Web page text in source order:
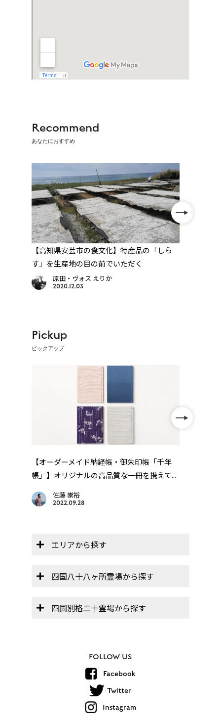
Recommend
あなたにおすすめ
【高知県安芸市の食文化】特産品の「しら
す」を生産地の目の前でいただく
原田・ヴォス えりか
2020.12.03
Pickup
ピックアップ
【オーダーメイド納経帳・御朱印帳「千年
帳」】オリジナルの高品質な一冊を携えて...
佐藤 崇裕
2022.09.28
エリアから探す
四国八十八ヶ所霊場から探す
四国別格二十霊場から探す
FOLLOW US
Facebook
Twitter
Instagram